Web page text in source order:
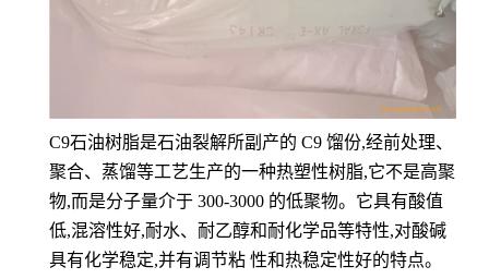
C9石油树脂是石油裂解所副产的 C9 馏份,经前处理、
聚合、蒸馏等工艺生产的一种热塑性树脂,它不是高聚
物,而是分子量介于 300-3000 的低聚物。它具有酸值
低,混溶性好,耐水、耐乙醇和耐化学品等特性,对酸碱
具有化学稳定,并有调节粘 性和热稳定性好的特点。